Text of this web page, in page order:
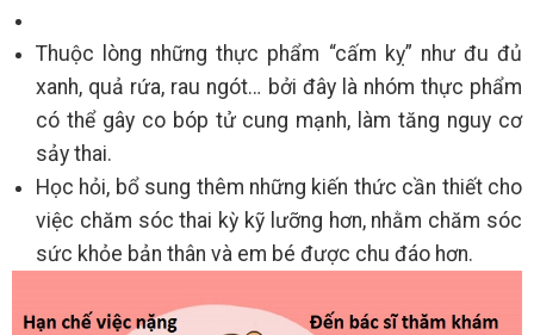
Thuộc lòng những thực phẩm “cấm kỵ” như đu đủ
xanh, quả rứa, rau ngót… bởi đây là nhóm thực phẩm
có thể gây co bóp tử cung mạnh, làm tăng nguy cơ
sảy thai.
Học hỏi, bổ sung thêm những kiến thức cần thiết cho
việc chăm sóc thai kỳ kỹ lưỡng hơn, nhằm chăm sóc
sức khỏe bản thân và em bé được chu đáo hơn.